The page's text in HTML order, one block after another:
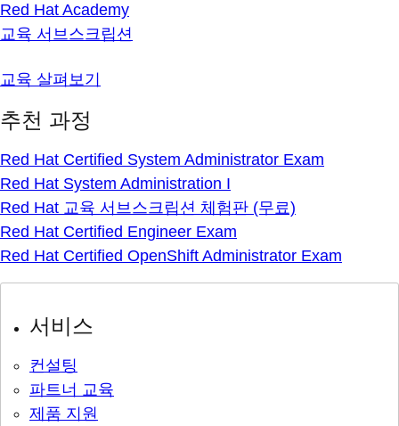
Red Hat Academy
교육 서브스크립션
교육 살펴보기
추천 과정
Red Hat Certified System Administrator Exam
Red Hat System Administration I
Red Hat 교육 서브스크립션 체험판 (무료)
Red Hat Certified Engineer Exam
Red Hat Certified OpenShift Administrator Exam
서비스
컨설팅
파트너 교육
제품 지원